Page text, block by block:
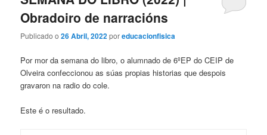
Obradoiro de narracións
Publicado o26 Abril, 2022poreducacionfisica
Por mor da semana do libro, o alumnado de 6ºEP do CEIP de
Olveira confeccionou as súas propias historias que despois
gravaron na radio do cole.
Este é o resultado.